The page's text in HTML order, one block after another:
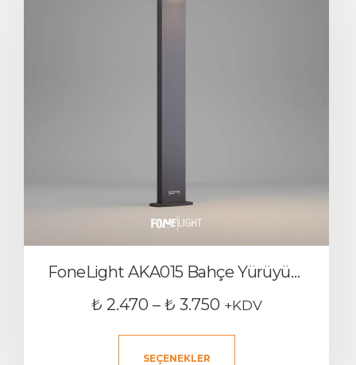
FoneLight AKA015 Bahçe Yürüyüş Yolu Aydınlatma Armatürü
₺ 2.470 – ₺ 3.750 +KDV
SEÇENEKLER